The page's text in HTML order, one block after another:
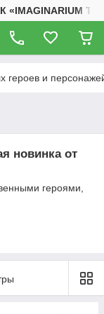
героев и
новинка от
героями,
высотой 10 см,